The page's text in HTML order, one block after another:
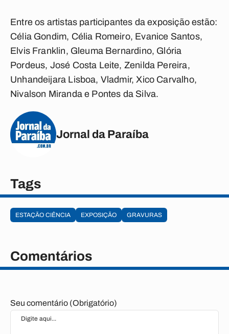
Entre os artistas participantes da exposição estão:
Célia Gondim, Célia Romeiro, Evanice Santos,
Elvis Franklin, Gleuma Bernardino, Glória
Pordeus, José Costa Leite, Zenilda Pereira,
Unhandeijara Lisboa, Vladmir, Xico Carvalho,
Nivalson Miranda e Pontes da Silva.
Jornal da Paraíba
Tags
ESTAÇÃO CIÊNCIA EXPOSIÇÃO GRAVURAS
Comentários
Seu comentário (Obrigatório)